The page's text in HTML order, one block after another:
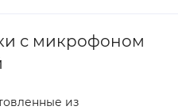
с микрофоном
из